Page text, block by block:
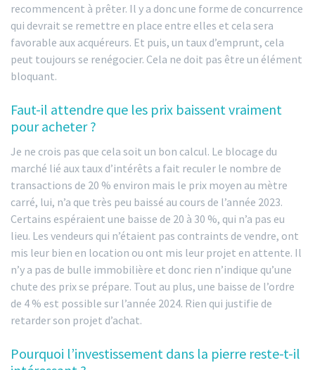
recommencent à prêter. Il y a donc une forme de concurrence
qui devrait se remettre en place entre elles et cela sera
favorable aux acquéreurs. Et puis, un taux d’emprunt, cela
peut toujours se renégocier. Cela ne doit pas être un élément
bloquant.
Faut-il attendre que les prix baissent vraiment
pour acheter ?
Je ne crois pas que cela soit un bon calcul. Le blocage du
marché lié aux taux d’intérêts a fait reculer le nombre de
transactions de 20 % environ mais le prix moyen au mètre
carré, lui, n’a que très peu baissé au cours de l’année 2023.
Certains espéraient une baisse de 20 à 30 %, qui n’a pas eu
lieu. Les vendeurs qui n’étaient pas contraints de vendre, ont
mis leur bien en location ou ont mis leur projet en attente. Il
n’y a pas de bulle immobilière et donc rien n’indique qu’une
chute des prix se prépare. Tout au plus, une baisse de l’ordre
de 4 % est possible sur l’année 2024. Rien qui justifie de
retarder son projet d’achat.
Pourquoi l’investissement dans la pierre reste-t-il